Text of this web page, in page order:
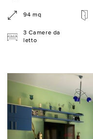
94 mq
3 Camere da
letto